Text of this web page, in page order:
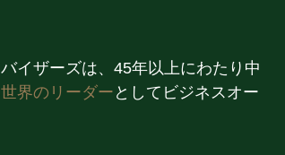
イザーズは、45年以上にわたり中
世界のリーダー としてビジネスオー